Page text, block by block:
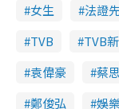
女生 法證
TVB
TVB
袁偉豪
蔡
鄭俊弘
娛